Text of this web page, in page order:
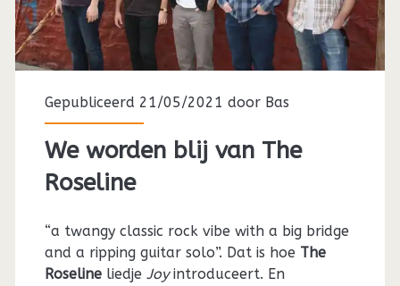
Gepubliceerd 21/05/2021 door Bas
We worden blij van The
Roseline
“a twangy classic rock vibe with a big bridge
and a ripping guitar solo”. Dat is hoe The
Roselineliedje Joyintroduceert. En